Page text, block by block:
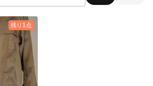
残り1点